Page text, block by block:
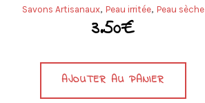
Savons Artisanaux, Peau irritée, Peau sèche
3.50€
AJOUTER AU PANIER